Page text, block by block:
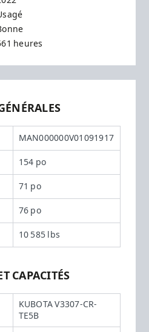
heures
MAN000000V01091917
154 po
71 po
76 po
10 585 lbs
CAPACITÉS
KUBOTA V3307-CR-
TE5B